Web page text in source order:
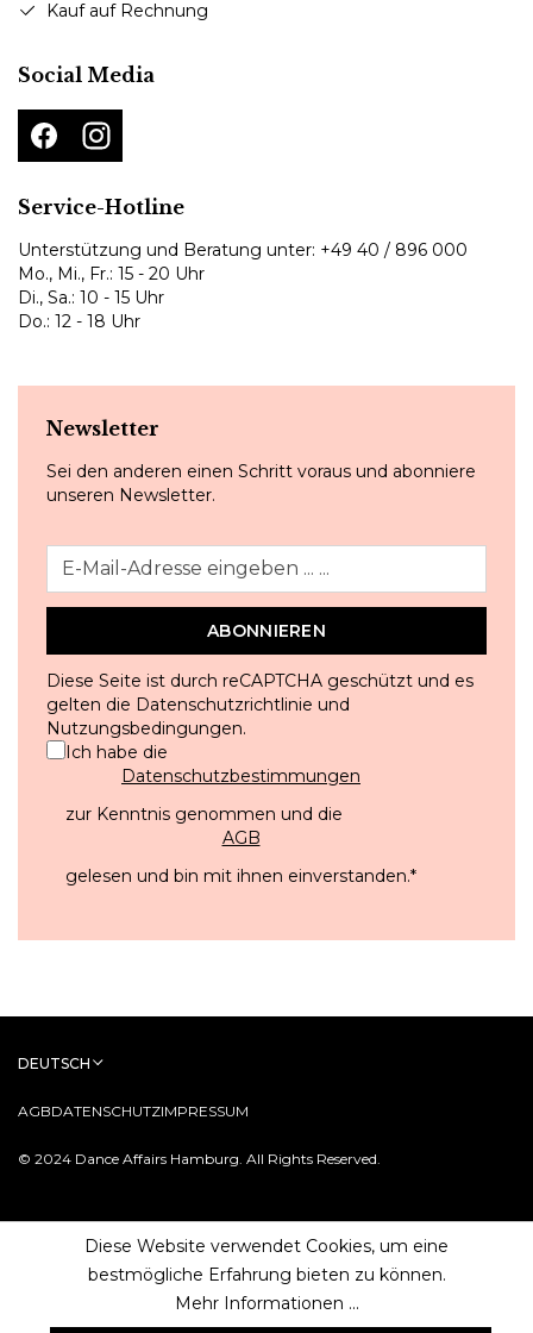
Kauf auf Rechnung
Social Media
Service-Hotline
Unterstützung und Beratung unter: +49 40 / 896 000
Mo., Mi., Fr.: 15 - 20 Uhr
Di., Sa.: 10 - 15 Uhr
Do.: 12 - 18 Uhr
Newsletter
Sei den anderen einen Schritt voraus und abonniere
unseren Newsletter.
ABONNIEREN
Diese Seite ist durch reCAPTCHA geschützt und es
gelten die Datenschutzrichtlinie und
Nutzungsbedingungen.
Ich habe die
Datenschutzbestimmungen
zur Kenntnis genommen und die
AGB
gelesen und bin mit ihnen einverstanden.*
© 2024 Dance Affairs Hamburg. All Rights Reserved.
AGBDATENSCHUTZIMPRESSUM
DEUTSCH
Diese Website verwendet Cookies, um eine
bestmögliche Erfahrung bieten zu können.
Mehr Informationen ...